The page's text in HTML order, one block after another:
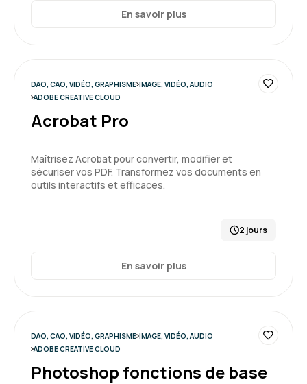
En savoir plus
DAO, CAO, VIDÉO, GRAPHISME IMAGE, VIDÉO, AUDIO
ADOBE CREATIVE CLOUD
Acrobat Pro
Maîtrisez Acrobat pour convertir, modifier et
sécuriser vos PDF. Transformez vos documents en
outils interactifs et efficaces.
2 jours
En savoir plus
DAO, CAO, VIDÉO, GRAPHISME IMAGE, VIDÉO, AUDIO
ADOBE CREATIVE CLOUD
Photoshop fonctions de base